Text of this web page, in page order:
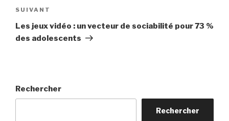
Article
suivant
SUIVANT
Les jeux vidéo : un vecteur de sociabilité pour 73 %
des adolescents
Rechercher
Rechercher